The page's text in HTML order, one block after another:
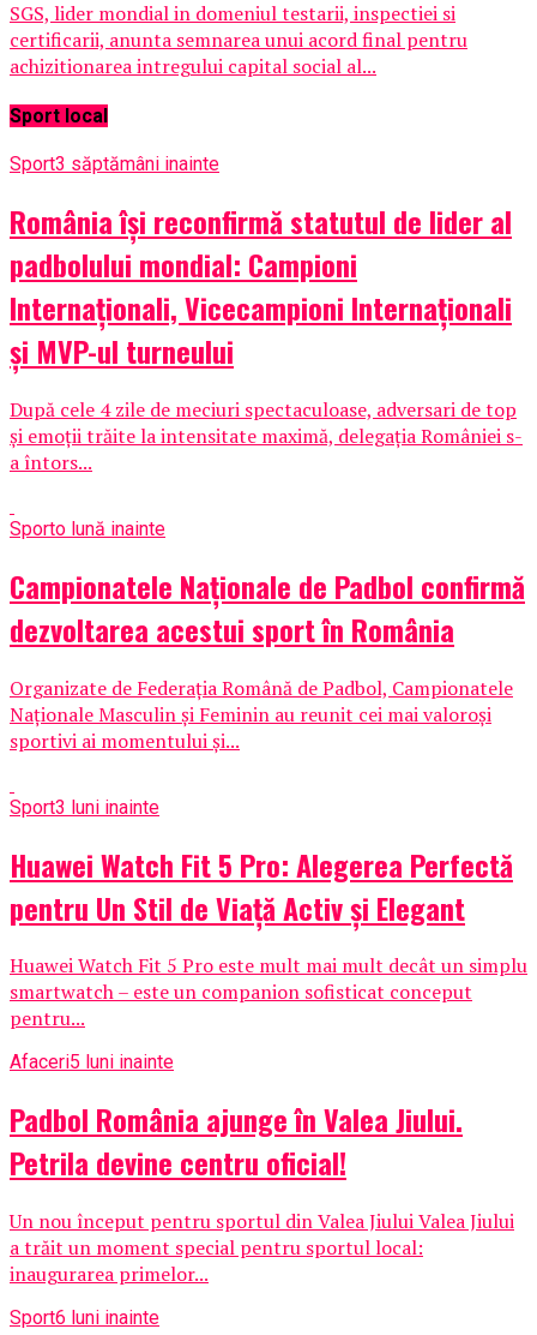
SGS, lider mondial in domeniul testarii, inspectiei si
certificarii, anunta semnarea unui acord final pentru
achizitionarea intregului capital social al...
Sport local
Sport3 săptămâni inainte
România își reconfirmă statutul de lider al
padbolului mondial: Campioni
Internaționali, Vicecampioni Internaționali
și MVP-ul turneului
După cele 4 zile de meciuri spectaculoase, adversari de top
și emoții trăite la intensitate maximă, delegația României s-
a întors...
Sporto lună inainte
Campionatele Naționale de Padbol confirmă
dezvoltarea acestui sport în România
Organizate de Federația Română de Padbol, Campionatele
Naționale Masculin și Feminin au reunit cei mai valoroși
sportivi ai momentului și...
Sport3 luni inainte
Huawei Watch Fit 5 Pro: Alegerea Perfectă
pentru Un Stil de Viață Activ și Elegant
Huawei Watch Fit 5 Pro este mult mai mult decât un simplu
smartwatch – este un companion sofisticat conceput
pentru...
Afaceri5 luni inainte
Padbol România ajunge în Valea Jiului.
Petrila devine centru oficial!
Un nou început pentru sportul din Valea Jiului Valea Jiului
a trăit un moment special pentru sportul local:
inaugurarea primelor...
Sport6 luni inainte